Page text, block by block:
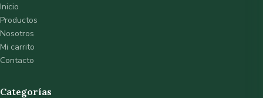
Inicio
Productos
Nosotros
Mi carrito
Contacto
Categorías